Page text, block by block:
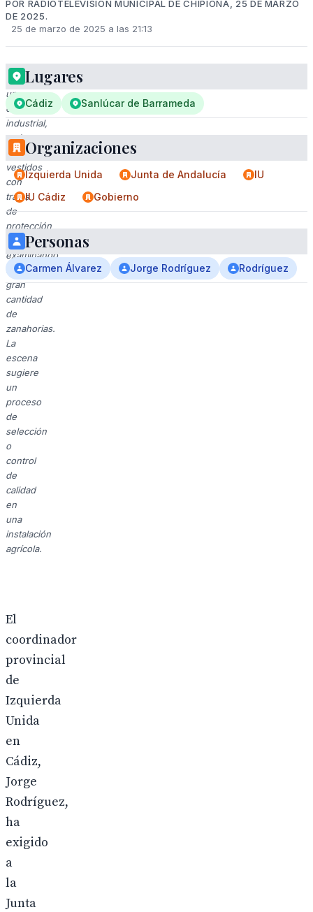
POR RADIOTELEVISIÓN MUNICIPAL DE CHIPIONA, 25 DE MARZO
DE 2025.
25 de marzo de 2025 a las 21:13
En
un
entorno
industrial,
varios
individuos
vestidos
con
trajes
de
protección
están
examinando
una
gran
cantidad
de
zanahorias.
La
escena
sugiere
un
proceso
de
selección
o
control
de
calidad
en
una
instalación
agrícola.
El
coordinador
provincial
de
Izquierda
Unida
en
Cádiz,
Jorge
Rodríguez,
ha
exigido
a
la
Junta
Lugares
Cádiz Sanlúcar de Barrameda
Organizaciones
Izquierda Unida Junta de Andalucía
IU
IU Cádiz
Gobierno
Personas
Carmen Álvarez Jorge Rodríguez Rodríguez